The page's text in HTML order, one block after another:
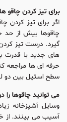
برای تیز کردن چاقو
اگر برای تیز کردن
گیرد. درست تیز
های جدید با قدرت
سطح استیل بین دو
می توانید چاقوها
وسایل آشپزخانه
آسیب می بینند. از